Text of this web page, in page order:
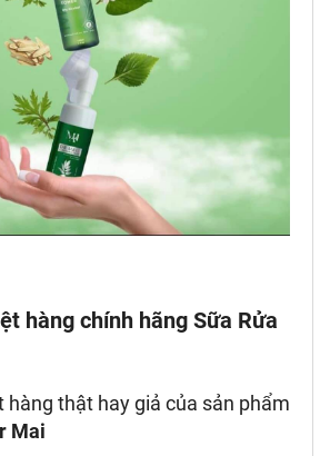
hàng chính hãng Sữa Rửa
hàng thật hay giả của sản phẩm
Mai